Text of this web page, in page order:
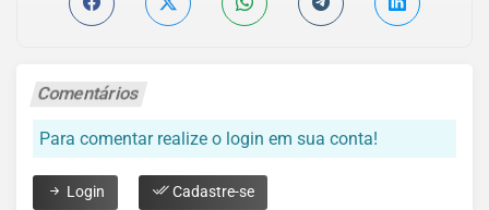
Comentários
Para comentar realize o login em sua conta!
Login Cadastre-se